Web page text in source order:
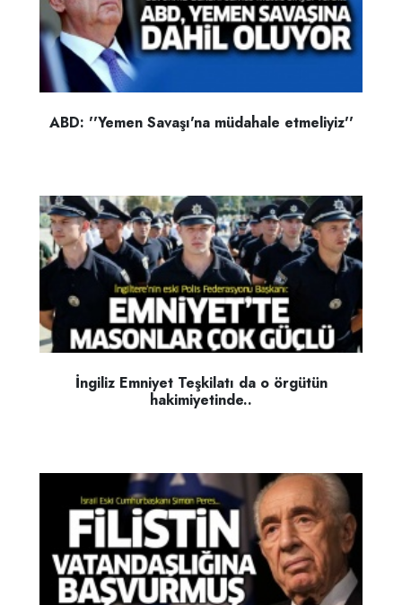
ABD: ''Yemen Savaşı'na müdahale etmeliyiz''
İngiliz Emniyet Teşkilatı da o örgütün
hakimiyetinde..